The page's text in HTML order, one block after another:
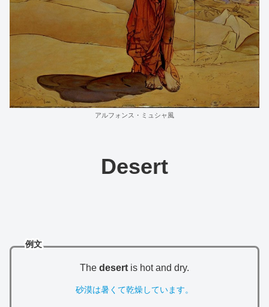
アルフォンス・ミュシャ風
Desert
例文
The desert is hot and dry.
砂漠は暑くて乾燥しています。